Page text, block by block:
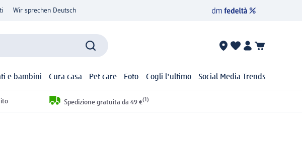
Wir sprechen Deutsch
e bambini Cura casa Pet care Foto Cogli l'ultimo Social Media Trends
Spedizione gratuita da 49 €(1)